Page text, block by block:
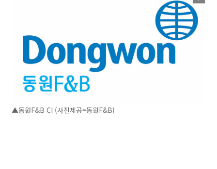
▲동원F&B CI (사진제공=동원F&B)